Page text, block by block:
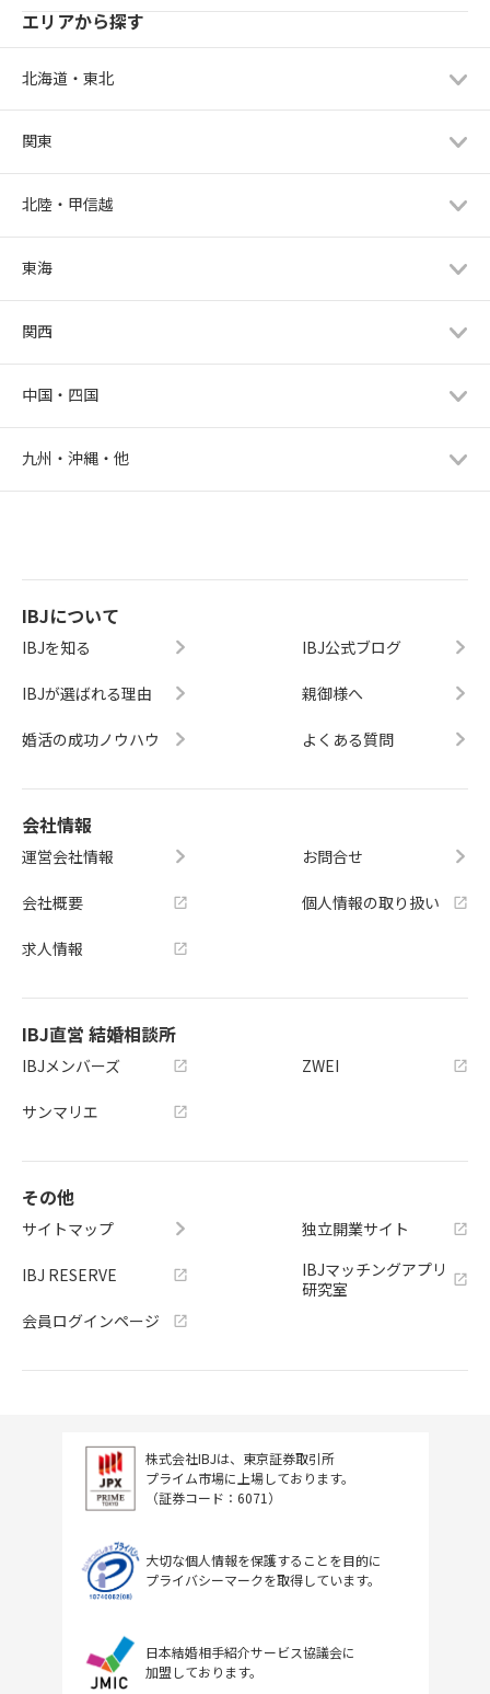
エリアから探す
北海道・東北
関東
北陸・甲信越
東海
関西
中国・四国
九州・沖縄・他
IBJについて
IBJを知る
IBJが選ばれる理由
婚活の成功ノウハウ
IBJ公式ブログ
親御様へ
よくある質問
会社情報
運営会社情報
会社概要
求人情報
お問合せ
個人情報の取り扱い
IBJ直営 結婚相談所
IBJメンバーズ
サンマリエ
ZWEI
その他
サイトマップ
IBJ RESERVE
会員ログインページ
独立開業サイト
IBJマッチングアプリ
研究室
株式会社IBJは、東京証券取引所
プライム市場に上場しております。
（証券コード：6071）
大切な個人情報を保護することを目的に
プライバシーマークを取得しています。
日本結婚相手紹介サービス協議会に
加盟しております。